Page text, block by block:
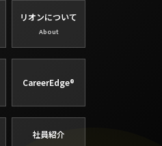
リオンについて
About
CareerEdge®
社員紹介